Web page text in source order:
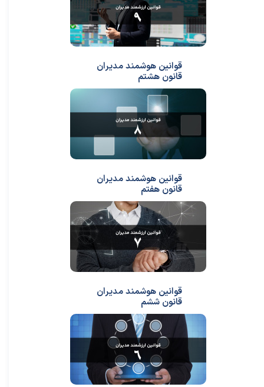
قوانین هوشمند مدیران
قانون هشتم
قوانین هوشمند مدیران
قانون هفتم
قوانین هوشمند مدیران
قانون ششم